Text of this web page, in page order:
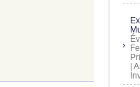
|